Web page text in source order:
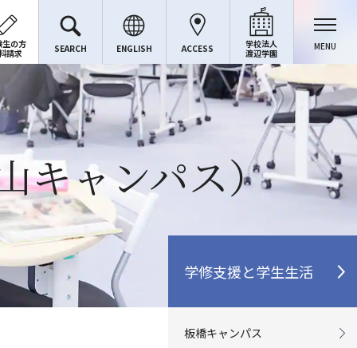
生の方
請求
SEARCH ENGLISH ACCESS
学校法人
渡辺学園
MENU
キャンパス）
学修支援と学生生活
板橋キャンパス